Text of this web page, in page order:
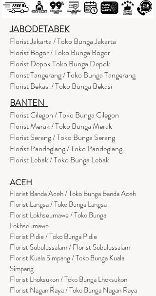
JABODETABEK
Florist Jakarta / Toko Bunga Jakarta
Florist Bogor / Toko Bunga Bogor
Florist Depok Toko Bunga Depok
Florist Tangerang / Toko Bunga Tangerang
Florist Bekasi / Toko Bunga Bekasi
BANTEN
Florist Cilegon / Toko Bunga Cilegon
Florist Merak / Toko Bunga Merak
Florist Serang / Toko Bunga Serang
Florist Pandeglang / Toko Pandeglang
Florist Lebak / Toko Bunga Lebak
ACEH
Florist Banda Aceh / Toko Bunga Banda Aceh
Florist Langsa / Toko Bunga Langsa
Florist Lokhseumawe / Toko Bunga
Lokhseumawe
Florist Pidie / Toko Bunga Pidie
Florist Subulussalam / Florist Subulussalam
Florist Kuala Simpang / Toko Bunga Kuala
Simpang
Florist Lhoksukon / Toko Bunga Lhoksukon
Florist Nagan Raya / Toko Bunga Nagan Raya